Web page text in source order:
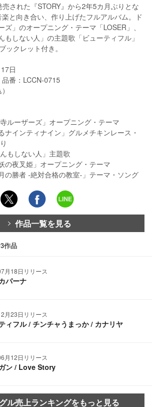
された『STORY』から2年5カ月ぶりとな
と向き合い、作り上げたフルアルバム。ド
ズ」のオープニング・テーマ「LOSER」、
もしない人」の主題歌「ビューティフル」
ックレット付き。
日
番：LCCN-0715
ルーザーズ」オープニング・テーマ
ナインティナイン」グルメチキンレース・
もしない人」主題歌
の夜叉姫」オープニング・テーマ
の勝者 -絶対合格の教室-」テーマ・ソング
作品一覧を見る
作品
月18日リリース
パーナ
月23日リリース
ィフル / チンチャうまっか / カナリヤ
月12日リリース
ン / Love Story
ル売上ランキングをもっと見る